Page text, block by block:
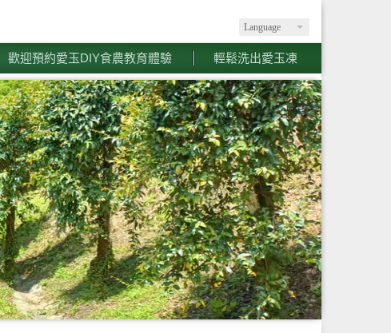
Language
歡迎預約愛玉DIY食農教育體驗 輕鬆洗出愛玉凍